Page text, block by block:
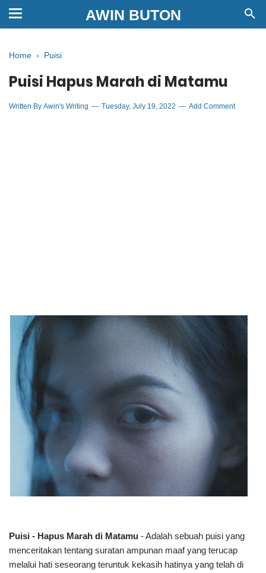
AWIN BUTON
Home › Puisi
Puisi Hapus Marah di Matamu
Written By Awin's Writing Tuesday, July 19, 2022 Add Comment
Puisi - Hapus Marah di Matamu - Adalah sebuah puisi yang
menceritakan tentang suratan ampunan maaf yang terucap
melalui hati seseorang teruntuk kekasih hatinya yang telah di